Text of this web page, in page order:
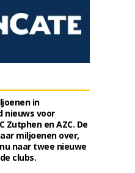
in
nieuws voor
Zutphen en AZC. De
miljoenen over,
naar twee nieuwe
clubs.